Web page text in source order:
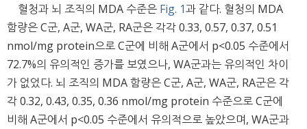
혈청과 뇌 조직의 MDA 수준은 Fig. 1과 같다. 혈청의 MDA
함량은 C군, A군, WA군, RA군은 각각 0.33, 0.57, 0.37, 0.51
nmol/mg protein으로 C군에 비해 A군에서 p<0.05 수준에서
72.7%의 유의적인 증가를 보였으나, WA군과는 유의적인 차이
가 없었다. 뇌 조직의 MDA 함량은 C군, A군, WA군, RA군은 각
각 0.32, 0.43, 0.35, 0.36 nmol/mg protein 수준으로 C군에
비해 A군에서 p<0.05 수준에서 유의적으로 높았으며, WA군과